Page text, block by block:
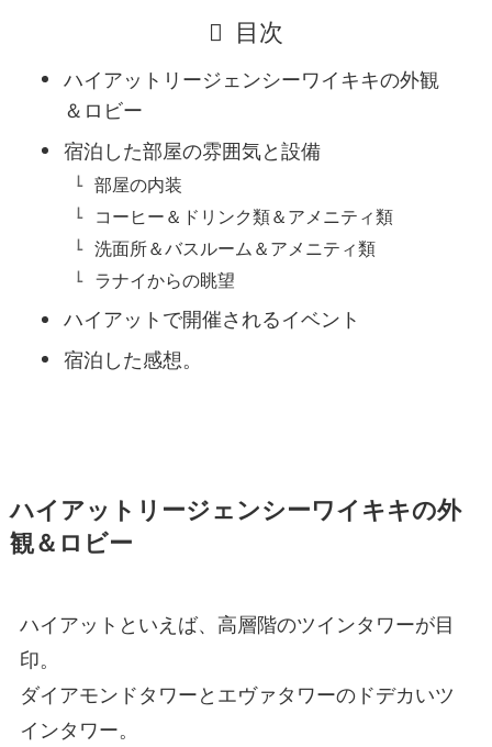
目次
ハイアットリージェンシーワイキキの外観
＆ロビー
宿泊した部屋の雰囲気と設備
部屋の内装
コーヒー＆ドリンク類＆アメニティ類
洗面所＆バスルーム＆アメニティ類
ラナイからの眺望
ハイアットで開催されるイベント
宿泊した感想。
ハイアットリージェンシーワイキキの外
観＆ロビー
ハイアットといえば、高層階のツインタワーが目
印。
ダイアモンドタワーとエヴァタワーのドデカいツ
インタワー。